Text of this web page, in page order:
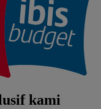
kami